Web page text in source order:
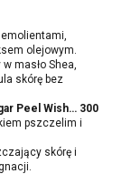
olejowym.
w masło Shea,
skórę bez
Peel Wish… 300
pszczelim i
skórę i